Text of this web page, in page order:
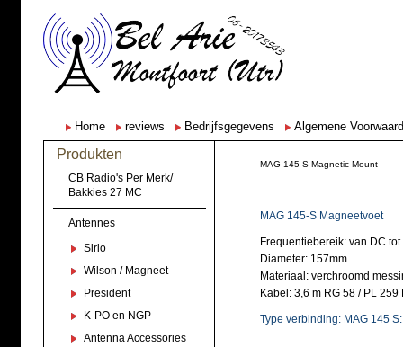
Home reviews Bedrijfsgegevens Algemene
Produkten
CB Radio's Per Merk/
Bakkies 27 MC
Antennes
Sirio
Wilson / Magneet
President
K-PO en NGP
Antenna Accessories
MAG 145 S Magnetic Mount
MAG 145-S Magneetvoet
Frequentiebere
Frequentiebereik: van DC
Diameter: 157mm
Materiaal: verchroomd
Kabel: 3,6 m RG 58 / PL 259
Type verbinding: MAG 145 S: